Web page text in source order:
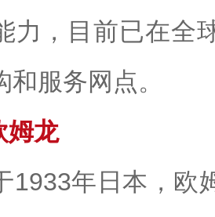
力，目前已在全
服务网点。
姆龙
1933年日本，欧